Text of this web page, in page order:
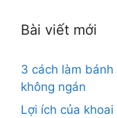
Bài viết mới
3 cách làm
không ngán
Lợi ích của